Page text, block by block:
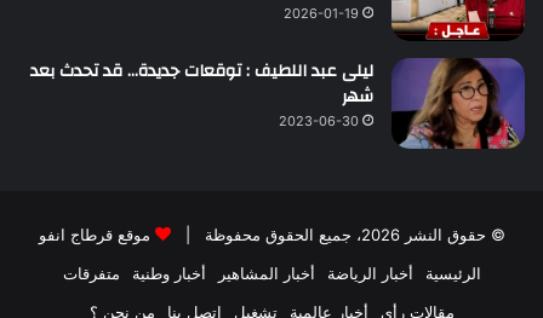
2026-01-19
ليلى عبد اللطيف : توقعات جديدة… قد تحدث بعد
شهر
2023-06-30
© حقوق النشر 2026، جميع الحقوق محفوظة |
موقع قرطاج انفو
الرئيسية
أخبار الرياضة أخبار المشاهير أخبار وطنية
متفرقات
مقالات رأي
أخبار عالمية تشغيل اتصل بنا من نحن ؟